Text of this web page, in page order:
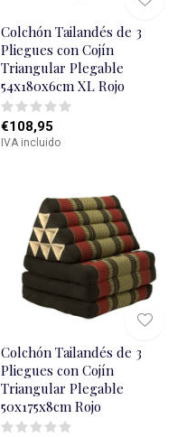
Colchón Tailandés de 3
Pliegues con Cojín
Triangular Plegable
54x180x6cm XL Rojo
€108,95
IVA incluido
Colchón Tailandés de 3
Pliegues con Cojín
Triangular Plegable
50x175x8cm Rojo